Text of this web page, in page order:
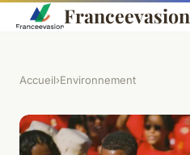
Franceevasion
Accueil›Environnement